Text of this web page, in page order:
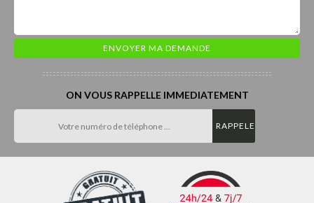
ON VOUS RAPPELLE IMMEDIATEMENT